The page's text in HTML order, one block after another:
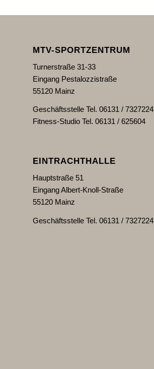
MTV-SPORTZENTRUM
Turnerstraße 31-33
Eingang Pestalozzistraße
55120 Mainz
Geschäftsstelle Tel. 06131 / 7327224
Fitness-Studio Tel. 06131 / 625604
EINTRACHTHALLE
Hauptstraße 51
Eingang Albert-Knoll-Straße
55120 Mainz
Geschäftsstelle Tel. 06131 / 7327224